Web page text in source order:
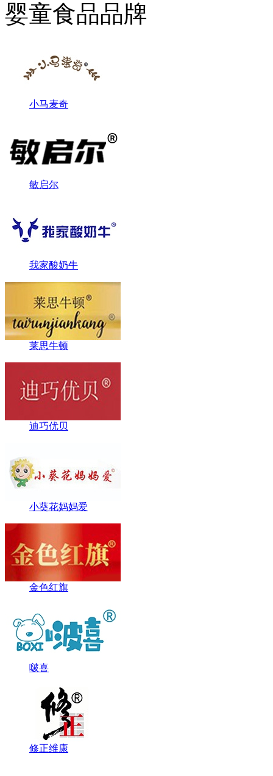
婴童食品品牌
小马麦奇
敏启尔
我家酸奶牛
莱思牛顿
迪巧优贝
小葵花妈妈爱
金色红旗
啵喜
修正维康